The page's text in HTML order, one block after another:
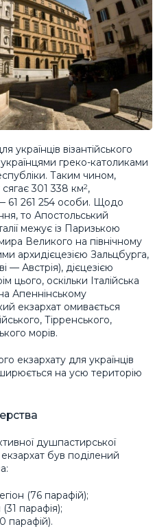
українців візантійського
українцями греко-католиками
Таким чином,
301 338 км2,
61 261 254 особи. Щодо
то Апостольський
межує із Паризькою
Великого на північному
архидієцезією Зальцбурга,
— Австрія), дієцезією
цього, оскільки Італійська
Апеннінському
екзархат омивається
Тірренського,
морів.
екзархату для українців
на усю територію
душпастирської
був поділений
(76 парафій);
парафія);
парафій).